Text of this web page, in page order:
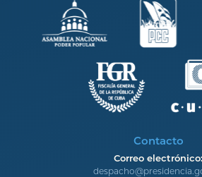
Contacto
Correo electrónico: